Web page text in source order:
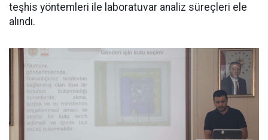
teşhis yöntemleri ile laboratuvar analiz süreçleri ele
alındı.